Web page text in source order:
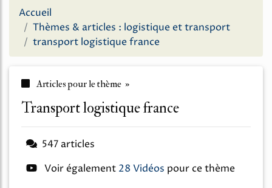
Accueil
Thèmes & articles : logistique et transport
transport logistique france
Articles pour le thème »
transport logistique france
547 articles
Voir également 28 Vidéos pour ce thème